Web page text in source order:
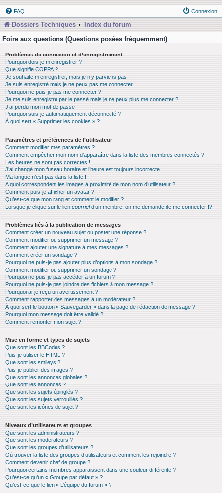
FAQ Connexion
Dossiers Techniques
Index du forum
Foire aux questions (Questions posées fréquemment)
Problèmes de connexion et d’enregistrement
Pourquoi dois-je m’enregistrer ?
Que signifie COPPA ?
Je souhaite m’enregistrer, mais je n’y parviens pas !
Je suis enregistré mais je ne peux pas me connecter !
Pourquoi ne puis-je pas me connecter ?
Je me suis enregistré par le passé mais je ne peux plus me connecter ?!
J’ai perdu mon mot de passe !
Pourquoi suis-je automatiquement déconnecté ?
À quoi sert « Supprimer les cookies » ?
Paramètres et préférences de l’utilisateur
Comment modifier mes paramètres ?
Comment empêcher mon nom d’apparaître dans la liste des membres connectés ?
Les heures ne sont pas correctes !
J’ai changé mon fuseau horaire et l’heure est toujours incorrecte !
Ma langue n’est pas dans la liste !
A quoi correspondent les images à proximité de mon nom d’utilisateur ?
Comment puis-je afficher un avatar ?
Qu’est-ce que mon rang et comment le modifier ?
Lorsque je clique sur le lien courrield’un membre, on me demande de me connecter !?
Problèmes liés à la publication de messages
Comment créer un nouveau sujet ou poster une réponse ?
Comment modifier ou supprimer un message ?
Comment ajouter une signature à mes messages ?
Comment créer un sondage ?
Pourquoi ne puis-je pas ajouter plus d’options à mon sondage ?
Comment modifier ou supprimer un sondage ?
Pourquoi ne puis-je pas accéder à un forum ?
Pourquoi ne puis-je pas joindre des fichiers à mon message ?
Pourquoi ai-je reçu un avertissement ?
Comment rapporter des messages à un modérateur ?
À quoi sert le bouton « Sauvegarder » dans la page de rédaction de message ?
Pourquoi mon message doit être validé ?
Comment remonter mon sujet ?
Mise en forme et types de sujets
Que sont les BBCodes ?
Puis-je utiliser le HTML ?
Que sont les smileys ?
Puis-je publier des images ?
Que sont les annonces globales ?
Que sont les annonces ?
Que sont les sujets épinglés ?
Que sont les sujets verrouillés ?
Que sont les icônes de sujet ?
Niveaux d’utilisateurs et groupes
Que sont les administrateurs ?
Que sont les modérateurs ?
Que sont les groupes d’utilisateurs ?
Où trouver la liste des groupes d’utilisateurs et comment les rejoindre ?
Comment devenir chef de groupe ?
Pourquoi certains membres apparaissent dans une couleur différente ?
Qu’est-ce qu’un « Groupe par défaut » ?
Qu’est-ce que le lien « L’équipe du forum » ?